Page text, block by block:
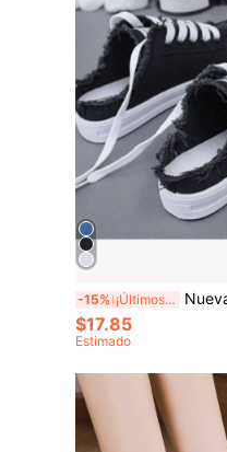
-15% ¡Últimos 3 días Nuevas zapatillas de lona
$17.85
Estimado